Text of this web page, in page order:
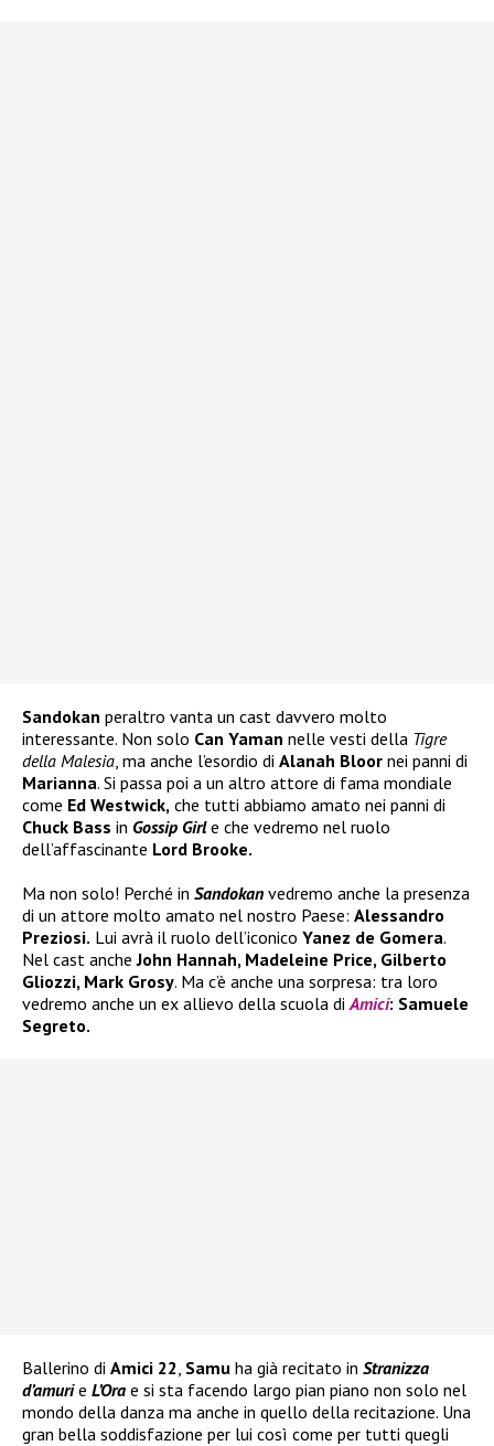
Sandokan peraltro vanta un cast davvero molto
interessante. Non solo Can Yaman nelle vesti della Tigre
della Malesia , ma anche l’esordio di Alanah Bloor nei panni di
Marianna. Si passa poi a un altro attore di fama mondiale
come Ed Westwick, che tutti abbiamo amato nei panni di
Chuck Bass in Gossip Girle che vedremo nel ruolo
dell’affascinante Lord Brooke.
Ma non solo! Perché in Sandokan vedremo anche la presenza
di un attore molto amato nel nostro Paese: Alessandro
Preziosi. Lui avrà il ruolo dell’iconico Yanez de Gomera.
Nel cast ancheJohn Hannah, Madeleine Price, Gilberto
Gliozzi, Mark Grosy. Ma c’è anche una sorpresa: tra loro
vedremo anche un ex allievo della scuola di Amici: Samuele
Segreto.
Ballerino di Amici 22 Samu ha già recitato in Stranizza
d’amurie L’Ora e si sta facendo largo pian piano non solo nel
mondo della danza ma anche in quello della recitazione. Una
gran bella soddisfazione per lui così come per tutti quegli